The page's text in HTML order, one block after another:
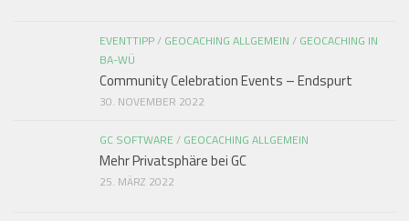
EVENTTIPP/ GEOCACHING ALLGEMEIN / GEOCACHING IN
BA-WÜ
Community Celebration Events – Endspurt
30. NOVEMBER 2022
GC SOFTWARE / GEOCACHING ALLGEMEIN
Mehr Privatsphäre bei GC
25. MÄRZ 2022